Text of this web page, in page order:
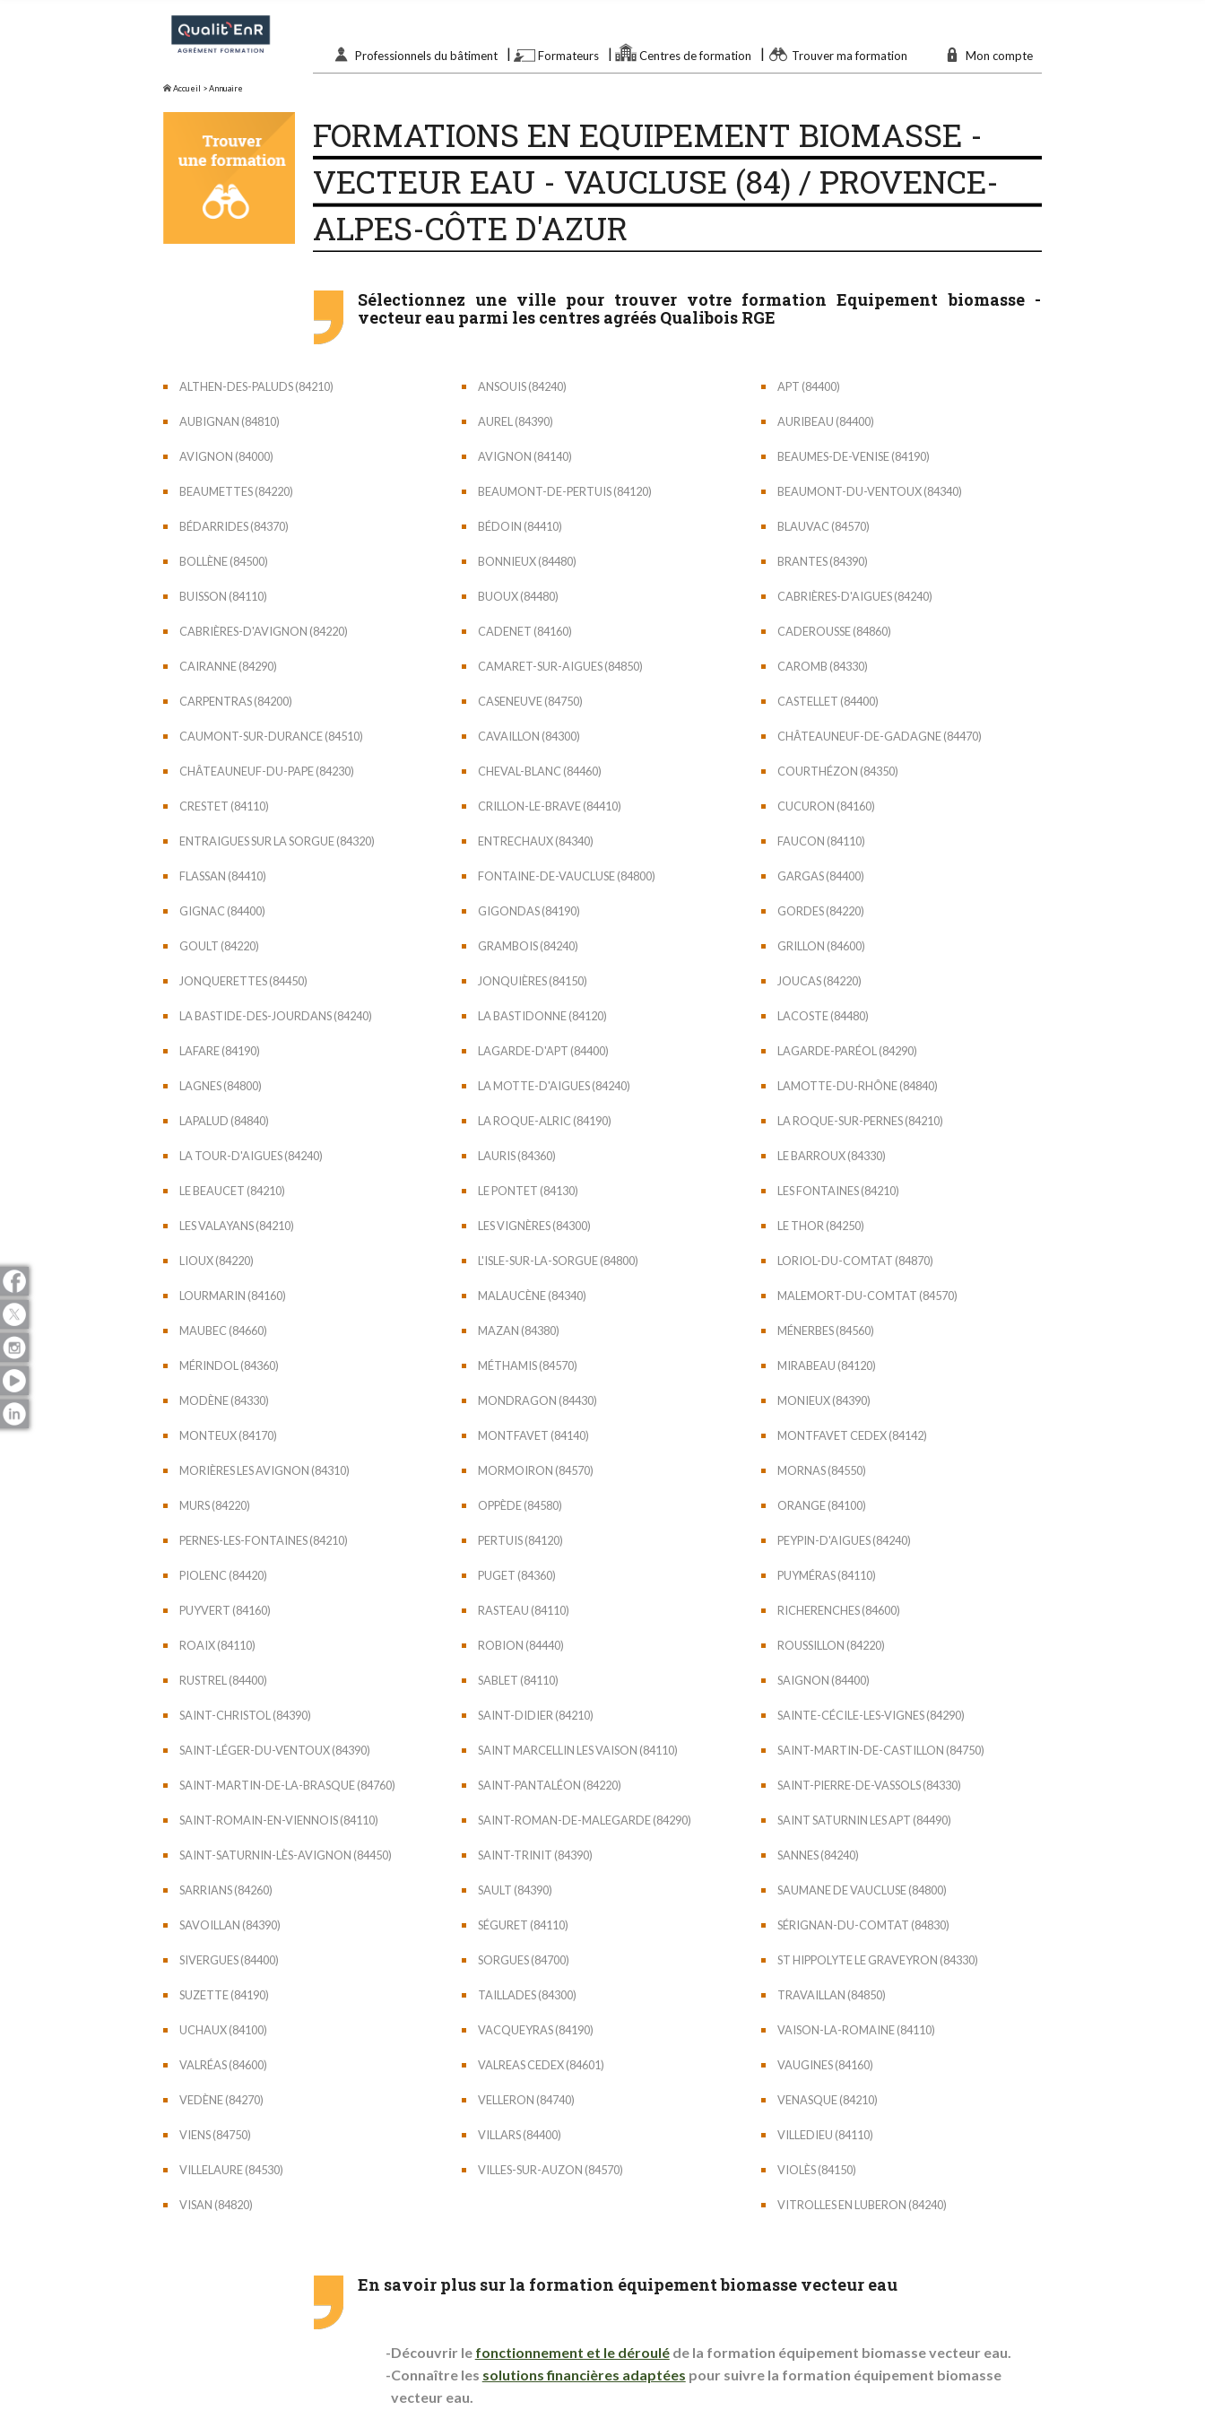
Professionnels du bâtiment Formateurs Centres de formation Trouver ma formation Mon compte
Accueil > Annuaire
FORMATIONS EN EQUIPEMENT BIOMASSE -
VECTEUR EAU - VAUCLUSE (84) / PROVENCE-
ALPES-CÔTE D'AZUR
Sélectionnez une ville pour trouver votre formation Equipement biomasse -
vecteur eau parmi les centres agréés Qualibois RGE
ALTHEN-DES-PALUDS (84210) ANSOUIS (84240) APT (84400)
AUBIGNAN (84810) AUREL (84390) AURIBEAU (84400)
AVIGNON (84000) AVIGNON (84140) BEAUMES-DE-VENISE (84190)
BEAUMETTES (84220) BEAUMONT-DE-PERTUIS (84120) BEAUMONT-DU-VENTOUX (84340)
BÉDARRIDES (84370) BÉDOIN (84410) BLAUVAC (84570)
BOLLÈNE (84500) BONNIEUX (84480) BRANTES (84390)
BUISSON (84110) BUOUX (84480) CABRIÈRES-D'AIGUES (84240)
CABRIÈRES-D'AVIGNON (84220) CADENET (84160) CADEROUSSE (84860)
CAIRANNE (84290) CAMARET-SUR-AIGUES (84850) CAROMB (84330)
CARPENTRAS (84200) CASENEUVE (84750) CASTELLET (84400)
CAUMONT-SUR-DURANCE (84510) CAVAILLON (84300) CHÂTEAUNEUF-DE-GADAGNE (84470)
CHÂTEAUNEUF-DU-PAPE (84230) CHEVAL-BLANC (84460) COURTHÉZON (84350)
CRESTET (84110) CRILLON-LE-BRAVE (84410) CUCURON (84160)
ENTRAIGUES SUR LA SORGUE (84320) ENTRECHAUX (84340) FAUCON (84110)
FLASSAN (84410) FONTAINE-DE-VAUCLUSE (84800) GARGAS (84400)
GIGNAC (84400) GIGONDAS (84190) GORDES (84220)
GOULT (84220) GRAMBOIS (84240) GRILLON (84600)
JONQUERETTES (84450) JONQUIÈRES (84150) JOUCAS (84220)
LA BASTIDE-DES-JOURDANS (84240) LA BASTIDONNE (84120) LACOSTE (84480)
LAFARE (84190) LAGARDE-D'APT (84400) LAGARDE-PARÉOL (84290)
LAGNES (84800) LA MOTTE-D'AIGUES (84240) LAMOTTE-DU-RHÔNE (84840)
LAPALUD (84840) LA ROQUE-ALRIC (84190) LA ROQUE-SUR-PERNES (84210)
LA TOUR-D'AIGUES (84240) LAURIS (84360) LE BARROUX (84330)
LE BEAUCET (84210) LE PONTET (84130) LES FONTAINES (84210)
LES VALAYANS (84210) LES VIGNÈRES (84300) LE THOR (84250)
LIOUX (84220) L'ISLE-SUR-LA-SORGUE (84800) LORIOL-DU-COMTAT (84870)
LOURMARIN (84160) MALAUCÈNE (84340) MALEMORT-DU-COMTAT (84570)
MAUBEC (84660) MAZAN (84380) MÉNERBES (84560)
MÉRINDOL (84360) MÉTHAMIS (84570) MIRABEAU (84120)
MODÈNE (84330) MONDRAGON (84430) MONIEUX (84390)
MONTEUX (84170) MONTFAVET (84140) MONTFAVET CEDEX (84142)
MORIÈRES LES AVIGNON (84310) MORMOIRON (84570) MORNAS (84550)
MURS (84220) OPPÈDE (84580) ORANGE (84100)
PERNES-LES-FONTAINES (84210) PERTUIS (84120) PEYPIN-D'AIGUES (84240)
PIOLENC (84420) PUGET (84360) PUYMÉRAS (84110)
PUYVERT (84160) RASTEAU (84110) RICHERENCHES (84600)
ROAIX (84110) ROBION (84440) ROUSSILLON (84220)
RUSTREL (84400) SABLET (84110) SAIGNON (84400)
SAINT-CHRISTOL (84390) SAINT-DIDIER (84210) SAINTE-CÉCILE-LES-VIGNES (84290)
SAINT-LÉGER-DU-VENTOUX (84390) SAINT MARCELLIN LES VAISON (84110) SAINT-MARTIN-DE-CASTILLON (84750)
SAINT-MARTIN-DE-LA-BRASQUE (84760) SAINT-PANTALÉON (84220) SAINT-PIERRE-DE-VASSOLS (84330)
SAINT-ROMAIN-EN-VIENNOIS (84110) SAINT-ROMAN-DE-MALEGARDE (84290) SAINT SATURNIN LES APT (84490)
SAINT-SATURNIN-LÈS-AVIGNON (84450) SAINT-TRINIT (84390) SANNES (84240)
SARRIANS (84260) SAULT (84390) SAUMANE DE VAUCLUSE (84800)
SAVOILLAN (84390) SÉGURET (84110) SÉRIGNAN-DU-COMTAT (84830)
SIVERGUES (84400) SORGUES (84700) ST HIPPOLYTE LE GRAVEYRON (84330)
SUZETTE (84190) TAILLADES (84300) TRAVAILLAN (84850)
UCHAUX (84100) VACQUEYRAS (84190) VAISON-LA-ROMAINE (84110)
VALRÉAS (84600) VALREAS CEDEX (84601) VAUGINES (84160)
VEDÈNE (84270) VELLERON (84740) VENASQUE (84210)
VIENS (84750) VILLARS (84400) VILLEDIEU (84110)
VILLELAURE (84530) VILLES-SUR-AUZON (84570) VIOLÈS (84150)
VISAN (84820) VITROLLES EN LUBERON (84240)
En savoir plus sur la formation équipement biomasse vecteur eau
Découvrir le fonctionnement et le dérouléde la formation équipement biomasse vecteur eau.
Connaître les solutions financières adaptées pour suivre la formation équipement biomasse
vecteur eau.